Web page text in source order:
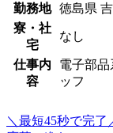
勤務地 徳島県
寮・社
宅
なし
仕事内
容
電子部
ッフ
＼最短45秒で完了